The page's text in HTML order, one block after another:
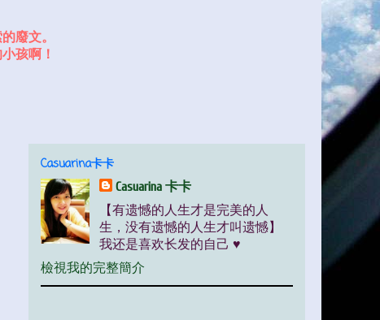
廢文。
孩啊！
Casuarina卡卡
Casuarina 卡卡
【有遗憾的人生才是完美的人
生，没有遗憾的人生才叫遗憾】
我还是喜欢长发的自己 ♥
檢視我的完整簡介